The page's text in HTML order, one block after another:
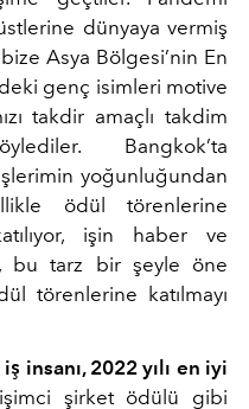
dünyaya vermiş
Asya Bölgesi’nin En
genç isimleri motive
takdir amaçlı takdim
Bangkok’ta
yoğunluğundan
ödül törenlerine
işin haber ve
bu tarz bir şeyle öne
törenlerine katılmayı
insanı, 2022 yılı en iyi
şirket ödülü gibi